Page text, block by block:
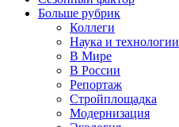
Больше рубрик
Коллеги
Наука и технологии
В Мире
В России
Репортаж
Стройплощадка
Модернизация